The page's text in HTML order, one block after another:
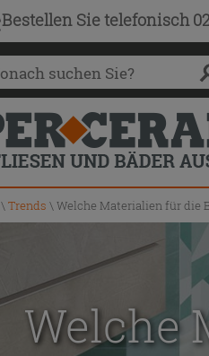
Bestellen Sietelefonisch
\ Trends \ Welche Materialien für die
Welche